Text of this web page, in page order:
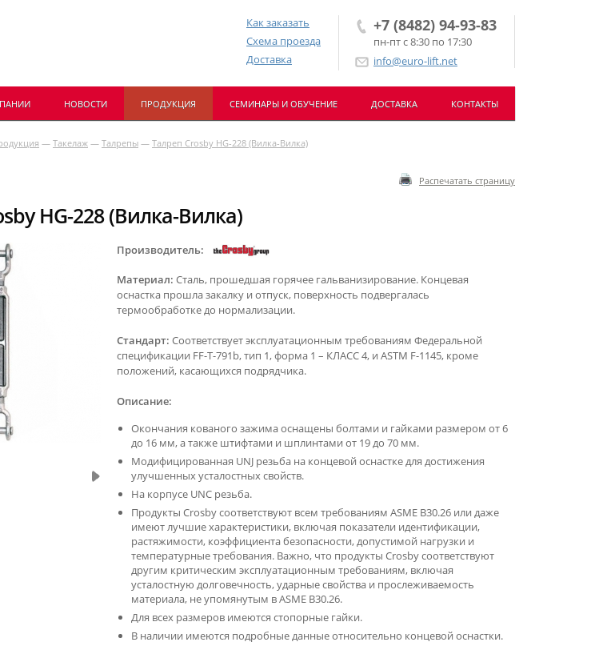
+7 (8482) 94-93-83
пн-пт с 8:30 по 17:30
info@euro-lift.net
Как заказать
Схема проезда
Доставка
НОВОСТИ ПРОДУКЦИЯ СЕМИНАРЫ И ОБУЧЕНИЕ ДОСТАВКА КОНТАКТЫ
— Такелаж — Талрепы — Талреп Crosby HG-228 (Вилка-Вилка)
Распечатать страницу
HG-228 (Вилка-Вилка)
Производитель:
Материал: Сталь, прошедшая горячее гальванизирование. Концевая
оснастка прошла закалку и отпуск, поверхность подвергалась
термообработке до нормализации.
Стандарт: Соответствует эксплуатационным требованиям Федеральной
спецификации FF-T-791b, тип 1, форма 1 – КЛАСС 4, и ASTM F-1145, кроме
положений, касающихся подрядчика.
Описание:
Окончания кованого зажима оснащены болтами и гайками размером от 6
до 16 мм, а также штифтами и шплинтами от 19 до 70 мм.
Модифицированная UNJ резьба на концевой оснастке для достижения
улучшенных усталостных свойств.
На корпусе UNC резьба.
Продукты Crosby соответствуют всем требованиям ASME B30.26 или даже
имеют лучшие характеристики, включая показатели идентификации,
растяжимости, коэффициента безопасности, допустимой нагрузки и
температурные требования. Важно, что продукты Crosby соответствуют
другим критическим эксплуатационным требованиям, включая
усталостную долговечность, ударные свойства и прослеживаемость
материала, не упомянутым в ASME B30.26.
Для всех размеров имеются стопорные гайки.
В наличии имеются подробные данные относительно концевой оснастки.